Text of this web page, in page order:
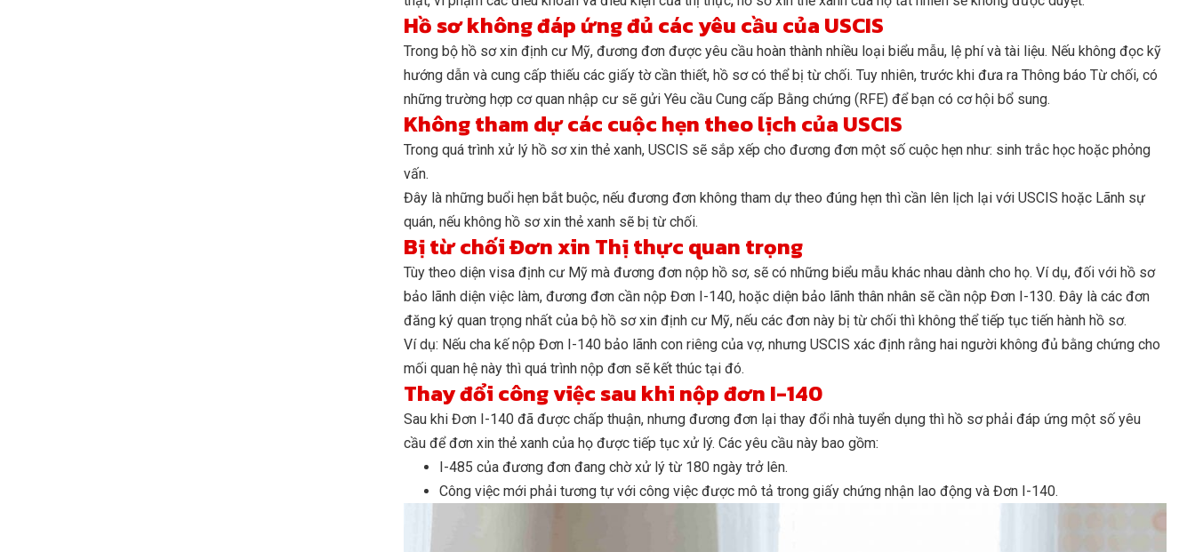
Hồ sơ không đáp ứng đủ các yêu cầu của USCIS
Trong bộ hồ sơ xin định cư Mỹ, đương đơn được yêu cầu hoàn thành nhiều loại biểu mẫu, lệ phí và tài liệu. Nếu không đọc kỹ
hướng dẫn và cung cấp thiếu các giấy tờ cần thiết, hồ sơ có thể bị từ chối. Tuy nhiên, trước khi đưa ra Thông báo Từ chối, có
những trường hợp cơ quan nhập cư sẽ gửi Yêu cầu Cung cấp Bằng chứng (RFE) để bạn có cơ hội bổ sung.
Không tham dự các cuộc hẹn theo lịch của USCIS
Trong quá trình xử lý hồ sơ xin thẻ xanh, USCIS sẽ sắp xếp cho đương đơn một số cuộc hẹn như: sinh trắc học hoặc phỏng
vấn.
Đây là những buổi hẹn bắt buộc, nếu đương đơn không tham dự theo đúng hẹn thì cần lên lịch lại với USCIS hoặc Lãnh sự
quán, nếu không hồ sơ xin thẻ xanh sẽ bị từ chối.
Bị từ chối Đơn xin Thị thực quan trọng
Tùy theo diện visa định cư Mỹ mà đương đơn nộp hồ sơ, sẽ có những biểu mẫu khác nhau dành cho họ. Ví dụ, đối với hồ sơ
bảo lãnh diện việc làm, đương đơn cần nộp Đơn I-140, hoặc diện bảo lãnh thân nhân sẽ cần nộp Đơn I-130. Đây là các đơn
đăng ký quan trọng nhất của bộ hồ sơ xin định cư Mỹ, nếu các đơn này bị từ chối thì không thể tiếp tục tiến hành hồ sơ.
Ví dụ: Nếu cha kế nộp Đơn I-140 bảo lãnh con riêng của vợ, nhưng USCIS xác định rằng hai người không đủ bằng chứng cho
mối quan hệ này thì quá trình nộp đơn sẽ kết thúc tại đó.
Thay đổi công việc sau khi nộp đơn I-140
Sau khi Đơn I-140 đã được chấp thuận, nhưng đương đơn lại thay đổi nhà tuyển dụng thì hồ sơ phải đáp ứng một số yêu
cầu để đơn xin thẻ xanh của họ được tiếp tục xử lý. Các yêu cầu này bao gồm:
I-485 của đương đơn đang chờ xử lý từ 180 ngày trở lên.
Công việc mới phải tương tự với công việc được mô tả trong giấy chứng nhận lao động và Đơn I-140.